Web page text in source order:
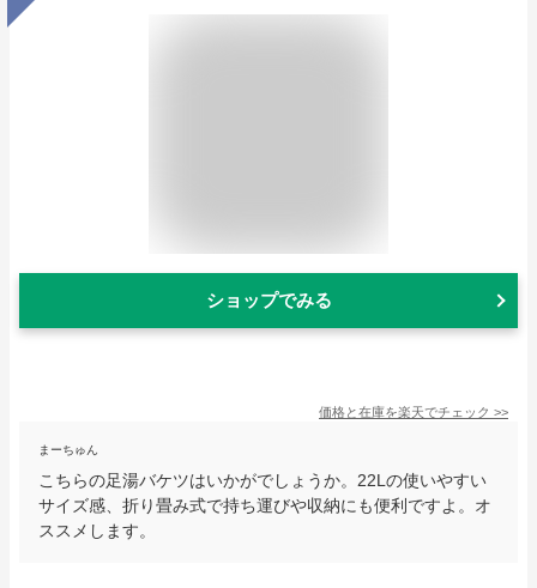
ショップでみる
価格と在庫を楽天でチェック >>
まーちゅん
こちらの足湯バケツはいかがでしょうか。22Lの使いやすい
サイズ感、折り畳み式で持ち運びや収納にも便利ですよ。オ
ススメします。